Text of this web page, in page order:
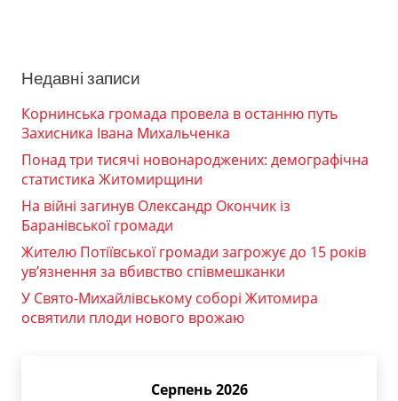
Недавні записи
Корнинська громада провела в останню путь
Захисника Івана Михальченка
Понад три тисячі новонароджених: демографічна
статистика Житомирщини
На війні загинув Олександр Окончик із
Баранівської громади
Жителю Потіївської громади загрожує до 15 років
ув’язнення за вбивство співмешканки
У Свято-Михайлівському соборі Житомира
освятили плоди нового врожаю
Серпень 2026